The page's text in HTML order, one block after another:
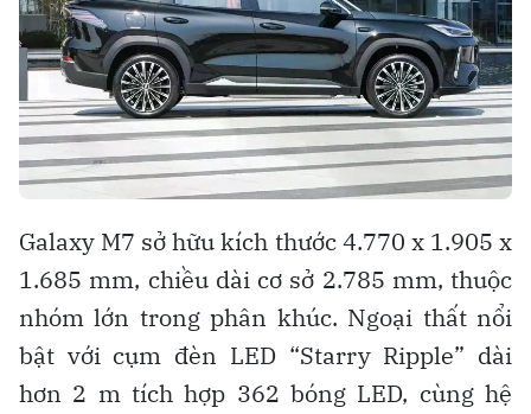
Galaxy M7 sở hữu kích thước 4.770 x 1.905 x
1.685 mm, chiều dài cơ sở 2.785 mm, thuộc
nhóm lớn trong phân khúc. Ngoại thất nổi
bật với cụm đèn LED “Starry Ripple” dài
hơn 2 m tích hợp 362 bóng LED, cùng hệ